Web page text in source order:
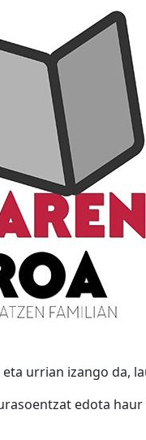
urrian izango da,
edota